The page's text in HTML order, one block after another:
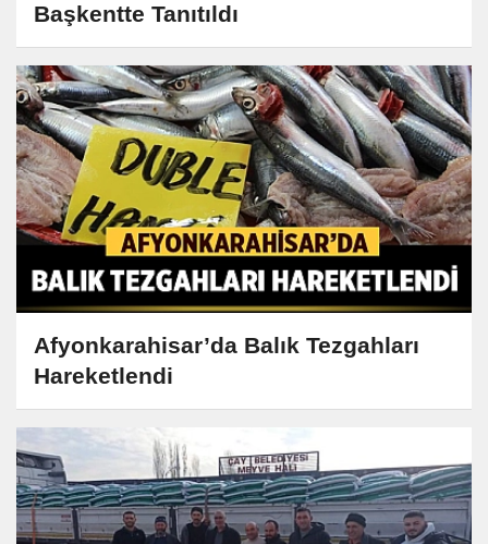
Başkentte Tanıtıldı
Afyonkarahisar’da Balık Tezgahları
Hareketlendi